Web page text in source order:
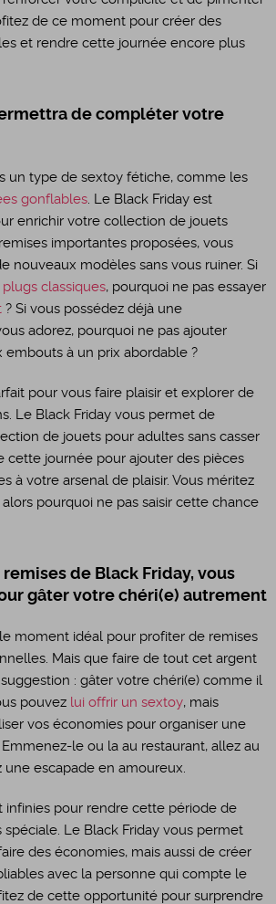
de ce moment pour créer des
et rendre cette journée encore plus
de compléter votre
un type de sextoy fétiche, comme les
gonflables . Le Black Friday est
enrichir votre collection de jouets
importantes proposées, vous
nouveaux modèles sans vous ruiner. Si
plugs classiques, pourquoi ne pas essayer
? Si vous possédez déjà une
adorez, pourquoi ne pas ajouter
à un prix abordable ?
pour vous faire plaisir et explorer de
Le Black Friday vous permet de
de jouets pour adultes sans casser
cette journée pour ajouter des pièces
à votre arsenal de plaisir. Vous méritez
pourquoi ne pas saisir cette chance
remises de Black Friday, vous
gâter votre chéri(e) autrement
le moment idéal pour profiter de remises
Mais que faire de tout cet argent
: gâter votre chéri(e) comme il
pouvez lui offrir un sextoy, mais
vos économies pour organiser une
le ou la au restaurant, allez au
une escapade en amoureux.
infinies pour rendre cette période de
spéciale. Le Black Friday vous permet
des économies, mais aussi de créer
avec la personne qui compte le
de cette opportunité pour surprendre